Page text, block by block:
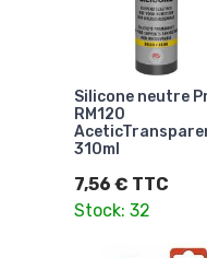
Silicone neutre
RM120
310ml
7,56 € TTC
Stock: 32